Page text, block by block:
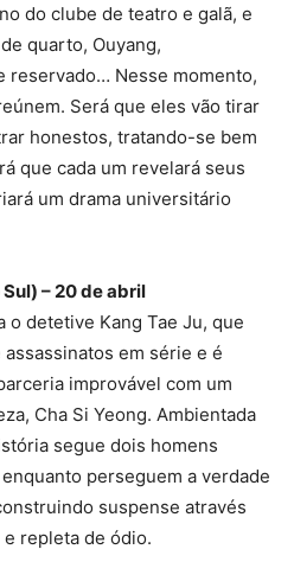
do clube de teatro e galã, e
quarto, Ouyang,
reservado… Nesse momento,
Será que eles vão tirar
honestos, tratando-se bem
que cada um revelará seus
um drama universitário
– 20 de abril
o detetive Kang Tae Ju, que
em série e é
improvável com um
Cha Si Yeong. Ambientada
segue dois homens
perseguem a verdade
suspense através
repleta de ódio.